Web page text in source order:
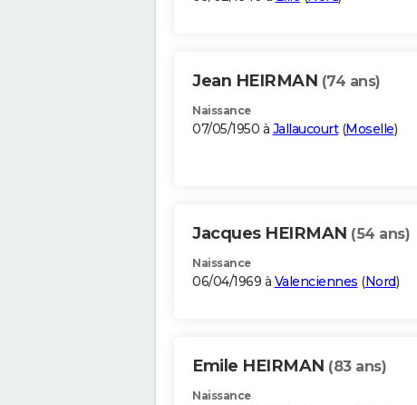
Jean HEIRMAN (74 ans)
Naissance
07/05/1950 à Jallaucourt(Moselle)
Jacques HEIRMAN (54 ans)
Naissance
06/04/1969 à Valenciennes (Nord)
Emile HEIRMAN (83 ans)
Naissance